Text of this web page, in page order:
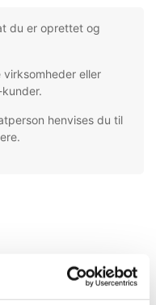
du er oprettet og
eller
henvises du til